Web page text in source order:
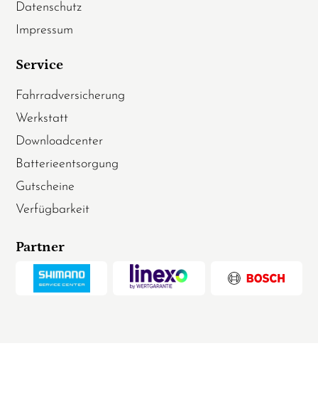
Datenschutz
Impressum
Service
Fahrradversicherung
Werkstatt
Downloadcenter
Batterieentsorgung
Gutscheine
Verfügbarkeit
Partner